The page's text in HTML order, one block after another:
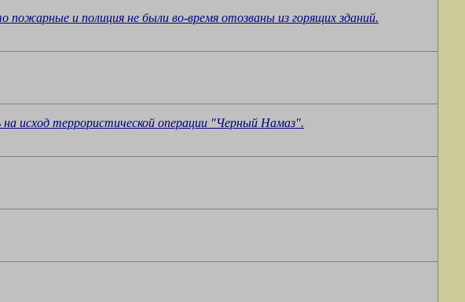
и полиция не были во-время отозваны из горящих зданий.
исход террористической операции "Черный Намаз".